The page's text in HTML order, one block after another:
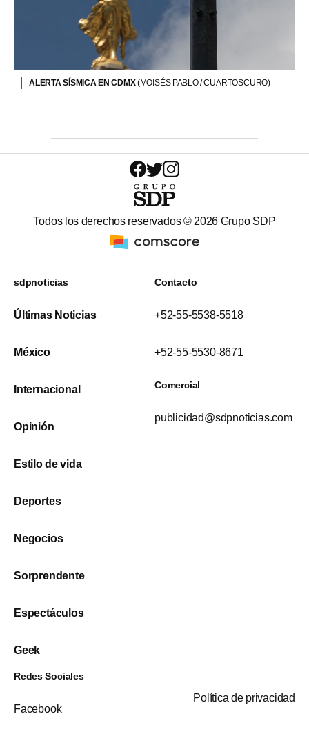
ALERTA SÍSMICA EN CDMX(MOISÉS PABLO / CUARTOSCURO)
Todos los derechos reservados ©2026 Grupo SDP
sdpnoticias
Últimas Noticias
México
Internacional
Opinión
Estilo de vida
Deportes
Negocios
Sorprendente
Espectáculos
Geek
Contacto
+52-55-5538-5518
+52-55-5530-8671
Comercial
publicidad@sdpnoticias.com
Redes Sociales
Facebook
Política de privacidad